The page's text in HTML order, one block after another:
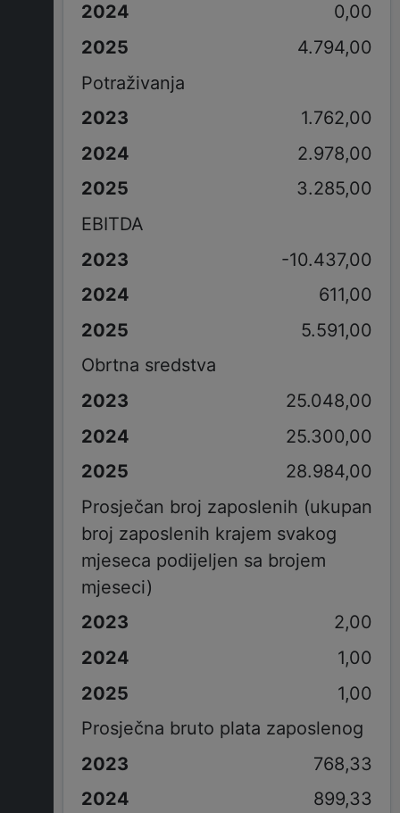
0,00
4.794,00
Potraživanja
1.762,00
2.978,00
3.285,00
EBITDA
-10.437,00
611,00
5.591,00
Obrtna sredstva
25.048,00
25.300,00
28.984,00
Prosječan broj zaposlenih (ukupan
broj zaposlenih krajem svakog
mjeseca podijeljen sa brojem
mjeseci)
2,00
1,00
1,00
Prosječna bruto plata zaposlenog
768,33
899,33